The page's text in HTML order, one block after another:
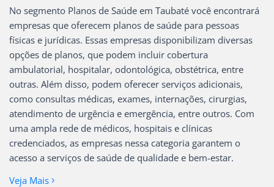
No segmento Planos de Saúde em Taubaté você encontrará
empresas que oferecem planos de saúde para pessoas
físicas e jurídicas. Essas empresas disponibilizam diversas
opções de planos, que podem incluir cobertura
ambulatorial, hospitalar, odontológica, obstétrica, entre
outras. Além disso, podem oferecer serviços adicionais,
como consultas médicas, exames, internações, cirurgias,
atendimento de urgência e emergência, entre outros. Com
uma ampla rede de médicos, hospitais e clínicas
credenciados, as empresas nessa categoria garantem o
acesso a serviços de saúde de qualidade e bem-estar.
Veja Mais